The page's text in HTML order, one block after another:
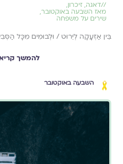
//דאגה, זיכרון,
מאז השבעה באוקטובר,
שירים על משפחה
בֵּין אַזְעָקָה לְיֵרוּט / וּלְבוּמִים מִכָּל
להמשך
השבעה באוקטובר